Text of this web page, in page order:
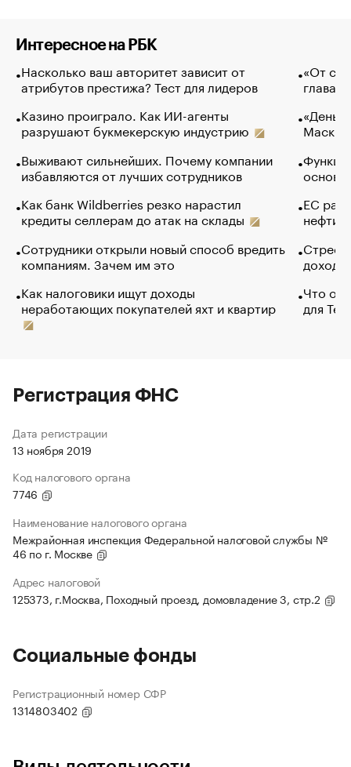
Интересное на РБК
Насколько ваш авторитет зависит от
атрибутов престижа? Тест для лидеров
Казино проиграло. Как ИИ-агенты
разрушают букмекерскую индустрию
Выживают сильнейших. Почему компании
избавляются от лучших сотрудников
Как банк Wildberries резко нарастил
кредиты селлерам до атак на склады
Сотрудники открыли новый способ вредить
компаниям. Зачем им это
Как налоговики ищут доходы
неработающих покупателей яхт и квартир
«От
глава
Маск в
основ
ЕС
нефти
Что
для
Регистрация ФНС
Дата регистрации
13 ноября 2019
Код налогового органа
7746
Наименование налогового органа
Межрайонная инспекция Федеральной налоговой службы №
46 по г. Москве
Адрес налоговой
125373, г.Москва, Походный проезд, домовладение 3, стр.2
Социальные фонды
Регистрационный номер СФР
1314803402